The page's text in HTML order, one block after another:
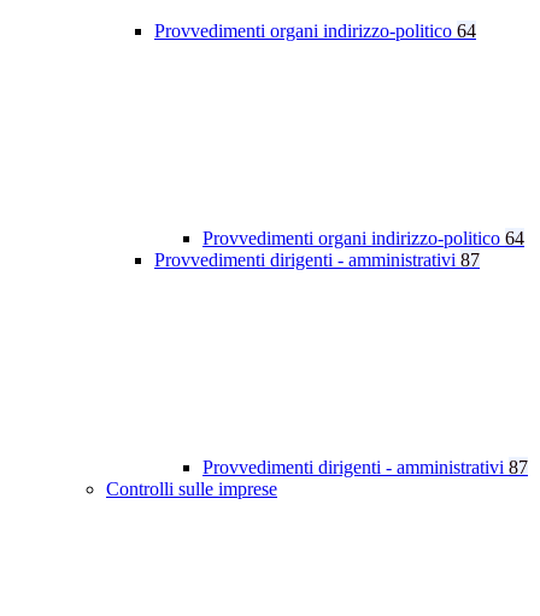
Provvedimenti organi indirizzo-politico 64
Provvedimenti organi indirizzo-politico 64
Provvedimenti dirigenti - amministrativi 87
Provvedimenti dirigenti - amministrativi 87
Controlli sulle imprese